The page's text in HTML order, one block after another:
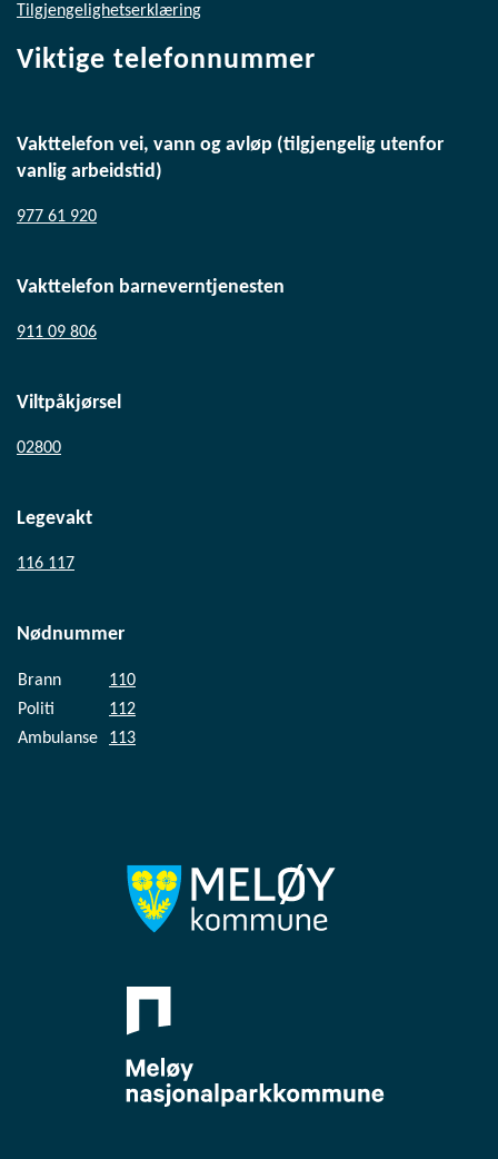
Tilgjengelighetserklæring
Viktige telefonnummer
Vakttelefon vei, vann og avløp (tilgjengelig utenfor
vanlig arbeidstid)
977 61 920
Vakttelefon barneverntjenesten
911 09 806
Viltpåkjørsel
02800
Legevakt
116 117
Nødnummer
Brann
110
Politi
112
Ambulanse
113